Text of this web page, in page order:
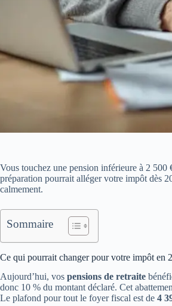
Vous touchez une pension inférieure à 2
préparation pourrait alléger votre impôt dès
calmement.
Sommaire
Ce qui pourrait changer pour votre impôt en
Aujourd’hui, vos pensions de retraite
donc 10 % du montant déclaré. Cet
Le plafond pour tout le foyer fiscal est de 4